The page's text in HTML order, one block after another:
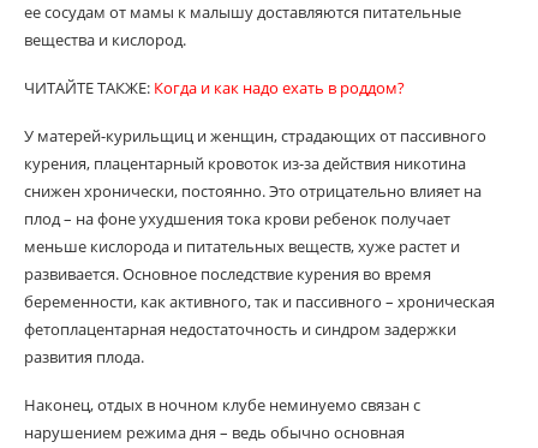
ее сосудам от мамы к малышу доставляются питательные
вещества и кислород.
ЧИТАЙТЕ ТАКЖЕ: Когда и как надо ехать в роддом?
У матерей-курильщиц и женщин, страдающих от пассивного
курения, плацентарный кровоток из-за действия никотина
снижен хронически, постоянно. Это отрицательно влияет на
плод – на фоне ухудшения тока крови ребенок получает
меньше кислорода и питательных веществ, хуже растет и
развивается. Основное последствие курения во время
беременности, как активного, так и пассивного – хроническая
фетоплацентарная недостаточность и синдром задержки
развития плода.
Наконец, отдых в ночном клубе неминуемо связан с
нарушением режима дня – ведь обычно основная